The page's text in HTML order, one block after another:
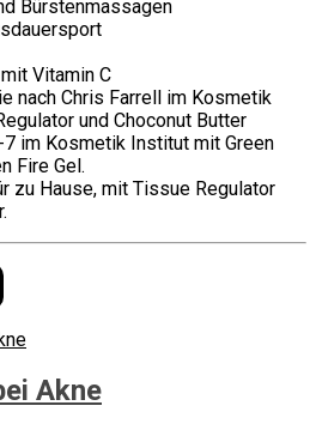
Bürstenmassagen
Vitamin C
nach Chris Farrell im Kosmetik
und Choconut Butter
im Kosmetik Institut mit Green
Fire Gel.
zu Hause, mit Tissue Regulator
Akne